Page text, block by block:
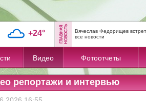
+24°
Вячеслав Федорищев
все новости
Видео Фотоотчеты
репортажи и интервью